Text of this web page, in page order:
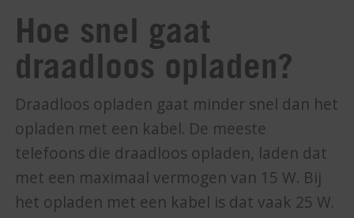
Hoe snel gaat
draadloos opladen?
Draadloos opladen gaat minder snel dan het
opladen met een kabel. De meeste
telefoons die draadloos opladen, laden dat
met een maximaal vermogen van 15 W. Bij
het opladen met een kabel is dat vaak 25 W.